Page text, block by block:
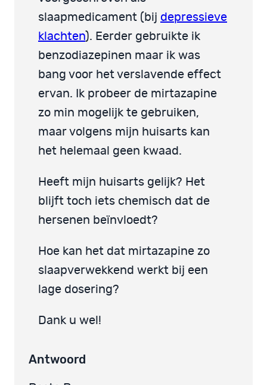
slaapmedicament (bij depressieve
klachten). Eerder gebruikte ik
benzodiazepinen maar ik was
bang voor het verslavende effect
ervan. Ik probeer de mirtazapine
zo min mogelijk te gebruiken,
maar volgens mijn huisarts kan
het helemaal geen kwaad.
Heeft mijn huisarts gelijk? Het
blijft toch iets chemisch dat de
hersenen beïnvloedt?
Hoe kan het dat mirtazapine zo
slaapverwekkend werkt bij een
lage dosering?
Dank u wel!
Antwoord